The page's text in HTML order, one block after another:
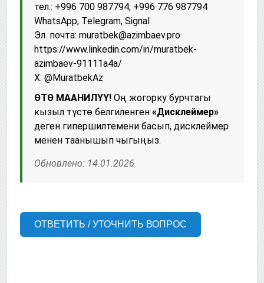
тел.: +996 700 987794; +996 776 987794
WhatsApp, Telegram, Signal
Эл. почта: muratbek@azimbaev.pro
https://www.linkedin.com/in/muratbek-
azimbaev-91111a4a/
X: @MuratbekAz
ӨТӨ МААНИЛҮҮ! Оң жогорку бурчтагы
кызыл түстө белгиленген «Дисклеймер»
деген гипершилтемени басып, дисклеймер
менен таанышып чыгыңыз.
Обновлено: 14.01.2026
ОТВЕТИТЬ / УТОЧНИТЬ ВОПРОС